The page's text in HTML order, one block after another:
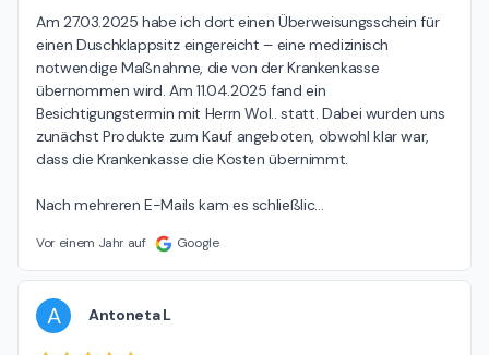
Am 27.03.2025 habe ich dort einen Überweisungsschein für
einen Duschklappsitz eingereicht – eine medizinisch
notwendige Maßnahme, die von der Krankenkasse
übernommen wird. Am 11.04.2025 fand ein
Besichtigungstermin mit Herrn Wol.. statt. Dabei wurden uns
zunächst Produkte zum Kauf angeboten, obwohl klar war,
dass die Krankenkasse die Kosten übernimmt.
Nach mehreren E-Mails kam es schließlic…
Vor einem Jahr auf Google
A Antoneta L